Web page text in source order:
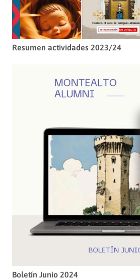
Resumen actividades 2023/24
Boletín Junio 2024